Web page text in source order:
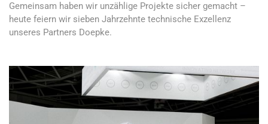
Gemeinsam haben wir unzählige Projekte sicher gemacht –
heute feiern wir sieben Jahrzehnte technische Exzellenz
unseres Partners Doepke.